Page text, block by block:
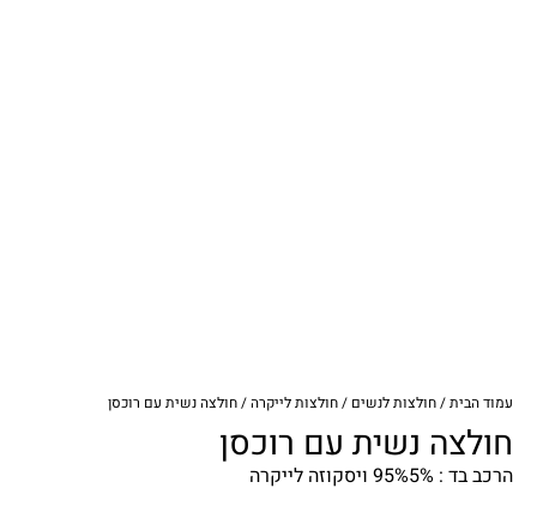
עמוד הבית/חולצות לנשים /חולצות לייקרה/ חולצה נשית עם רוכסן
חולצה נשית עם רוכסן
הרכב בד : 95%5% ויסקוזה לייקרה